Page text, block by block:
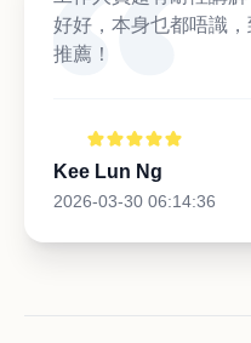
好好，本身乜都唔識
推薦！
Kee Lun Ng
2026-03-30 06:14:36